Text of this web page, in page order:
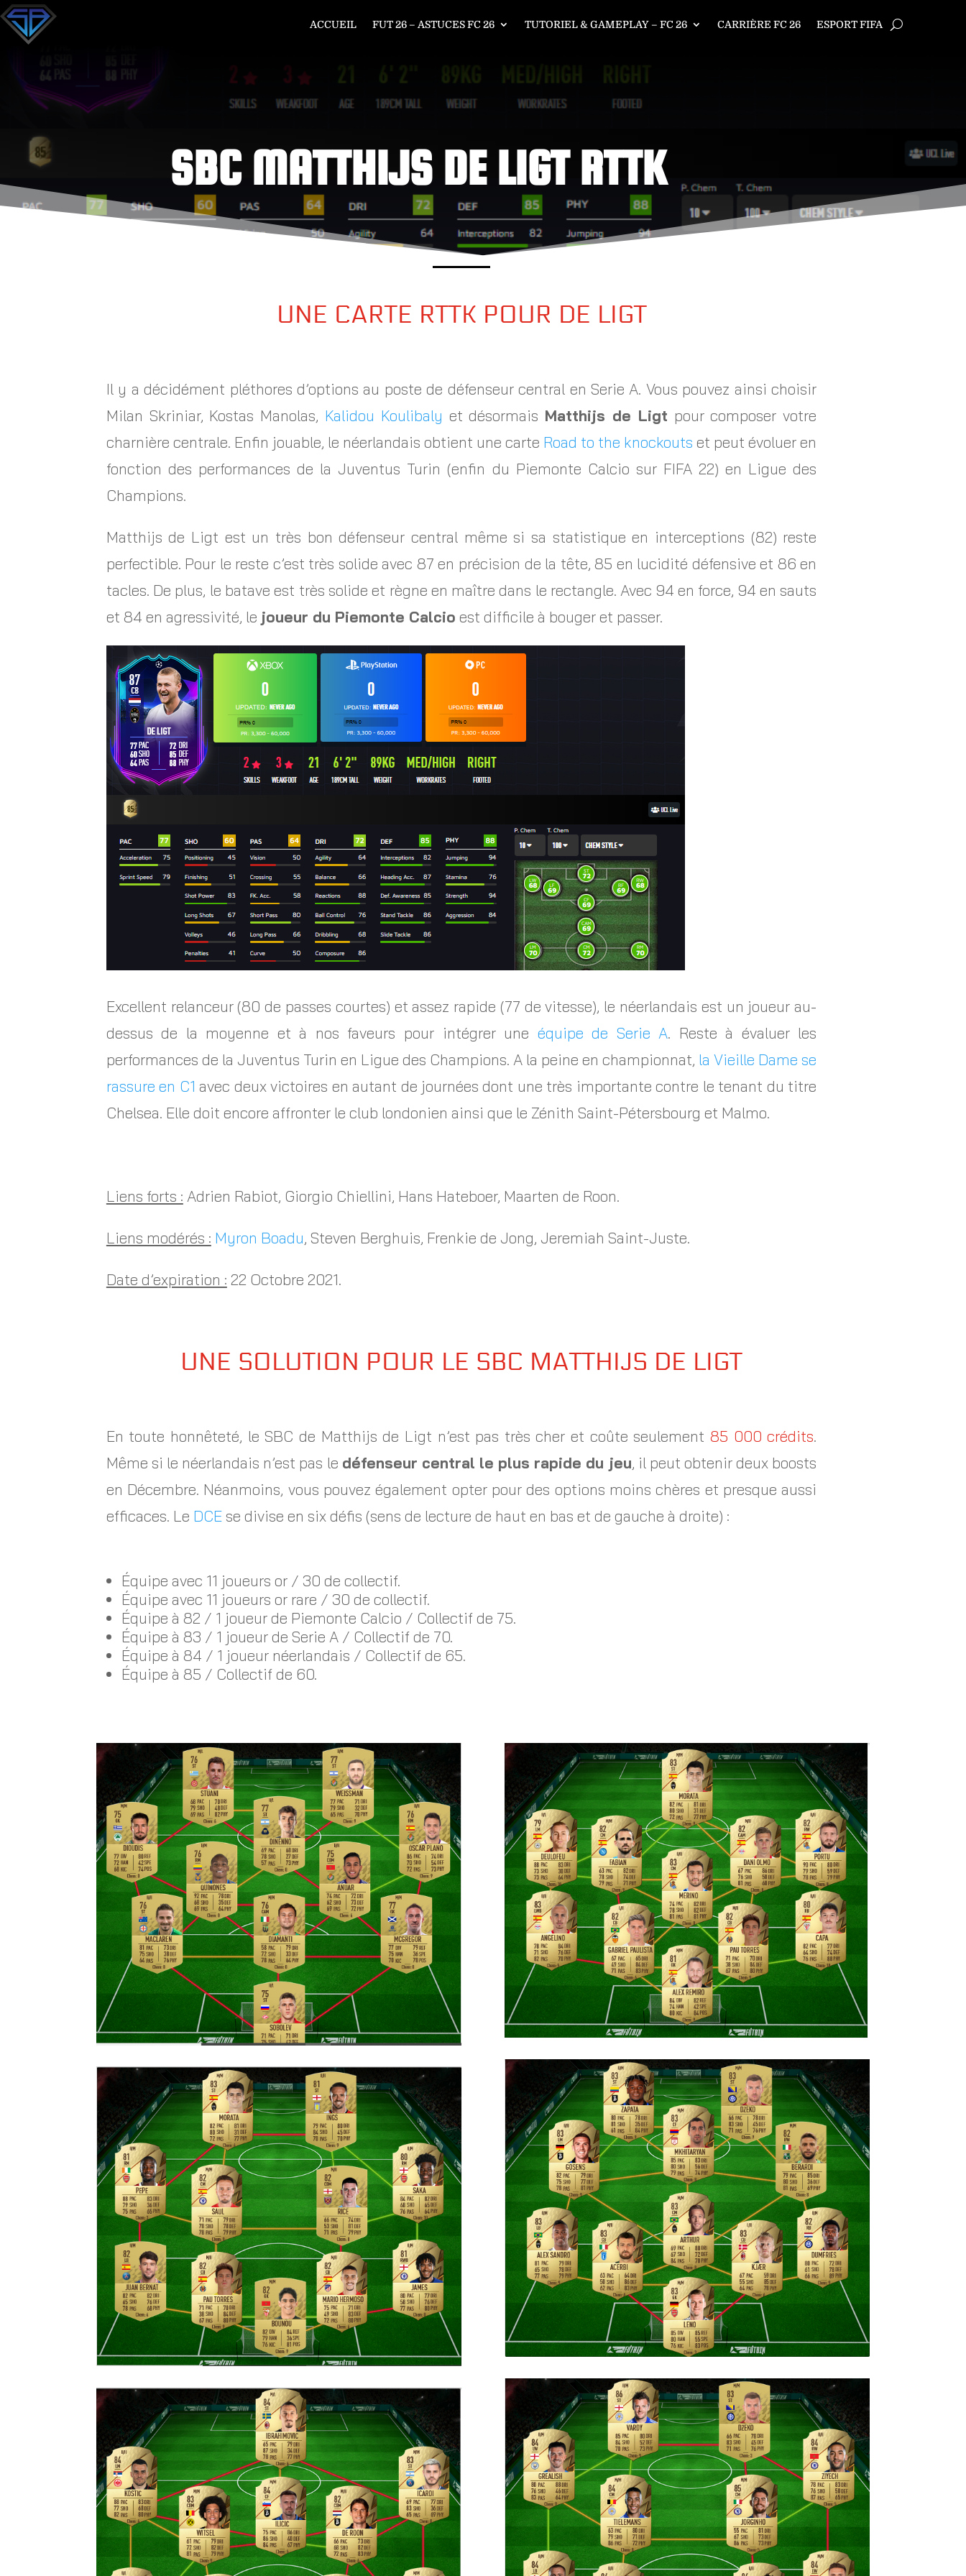
ACCUEIL FUT 26 – ASTUCES FC 26 TUTORIEL & GAMEPLAY – FC 26 CARRIÈRE FC 26 ESPORT FIFA
SBC MATTHIJS DE LIGT RTTK
UNE CARTE RTTK POUR DE LIGT
Il y a décidément pléthores d’options au poste de défenseur central en Serie A. Vous pouvez ainsi choisir
Milan Skriniar, Kostas Manolas, Kalidou Koulibaly et désormais Matthijs de Ligt pour composer votre
charnière centrale. Enfin jouable, le néerlandais obtient une carte Road to the knockouts et peut évoluer en
fonction des performances de la Juventus Turin (enfin du Piemonte Calcio sur FIFA 22) en Ligue des
Champions.
Matthijs de Ligt est un très bon défenseur central même si sa statistique en interceptions (82) reste
perfectible. Pour le reste c’est très solide avec 87 en précision de la tête, 85 en lucidité défensive et 86 en
tacles. De plus, le batave est très solide et règne en maître dans le rectangle. Avec 94 en force, 94 en sauts
et 84 en agressivité, le joueur du Piemonte Calcio est difficile à bouger et passer.
Excellent relanceur (80 de passes courtes) et assez rapide (77 de vitesse), le néerlandais est un joueur au-
dessus de la moyenne et à nos faveurs pour intégrer une équipe de Serie A. Reste à évaluer les
performances de la Juventus Turin en Ligue des Champions. A la peine en championnat, la Vieille Dame se
rassure en C1 avec deux victoires en autant de journées dont une très importante contre le tenant du titre
Chelsea. Elle doit encore affronter le club londonien ainsi que le Zénith Saint-Pétersbourg et Malmo.
Liens forts : Adrien Rabiot, Giorgio Chiellini, Hans Hateboer, Maarten de Roon.
Liens modérés : Myron Boadu, Steven Berghuis, Frenkie de Jong, Jeremiah Saint-Juste.
Date d’expiration : 22 Octobre 2021.
UNE SOLUTION POUR LE SBC MATTHIJS DE LIGT
En toute honnêteté, le SBC de Matthijs de Ligt n’est pas très cher et coûte seulement 85 000 crédits.
Même si le néerlandais n’est pas le défenseur central le plus rapide du jeu, il peut obtenir deux boosts
en Décembre. Néanmoins, vous pouvez également opter pour des options moins chères et presque aussi
efficaces. Le DCEse divise en six défis (sens de lecture de haut en bas et de gauche à droite) :
Équipe avec 11 joueurs or / 30 de collectif.
Équipe avec 11 joueurs or rare / 30 de collectif.
Équipe à 82 / 1 joueur de Piemonte Calcio / Collectif de 75.
Équipe à 83 / 1 joueur de Serie A / Collectif de 70.
Équipe à 84 / 1 joueur néerlandais / Collectif de 65.
Équipe à 85 / Collectif de 60.